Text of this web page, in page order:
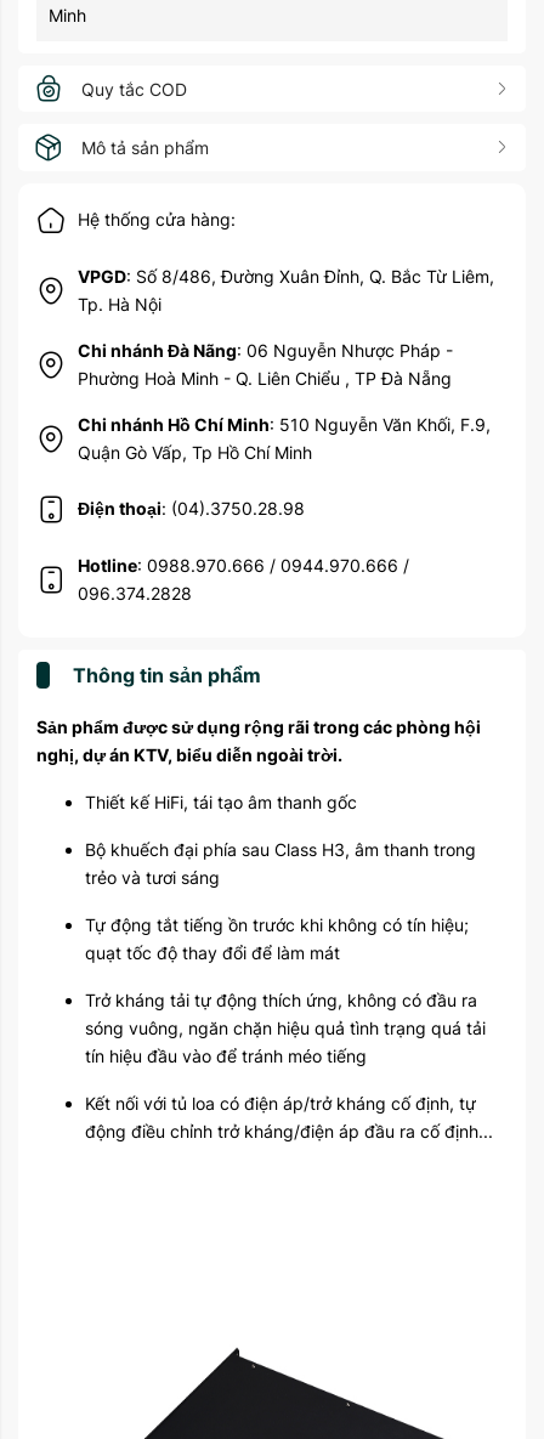
Minh
Quy tắc COD
Mô tả sản phẩm
Hệ thống cửa hàng:
VPGD: Số 8/486, Đường Xuân Đỉnh, Q. Bắc Từ Liêm,
Tp. Hà Nội
Chi nhánh Đà Nãng: 06 Nguyễn Nhược Pháp -
Phường Hoà Minh - Q. Liên Chiểu , TP Đà Nẵng
Chi nhánh Hồ Chí Minh: 510 Nguyễn Văn Khối, F.9,
Quận Gò Vấp, Tp Hồ Chí Minh
Điện thoại: (04).3750.28.98
Hotline: 0988.970.666 / 0944.970.666 /
096.374.2828
Thông tin sản phẩm
Sản phẩm được sử dụng rộng rãi trong các phòng hội
nghị, dự án KTV, biểu diễn ngoài trời.
Thiết kế HiFi, tái tạo âm thanh gốc
Bộ khuếch đại phía sau Class H3, âm thanh trong
trẻo và tươi sáng
Tự động tắt tiếng ồn trước khi không có tín hiệu;
quạt tốc độ thay đổi để làm mát
Trở kháng tải tự động thích ứng, không có đầu ra
sóng vuông, ngăn chặn hiệu quả tình trạng quá tải
tín hiệu đầu vào để tránh méo tiếng
Kết nối với tủ loa có điện áp/trở kháng cố định, tự
động điều chỉnh trở kháng/điện áp đầu ra cố định...